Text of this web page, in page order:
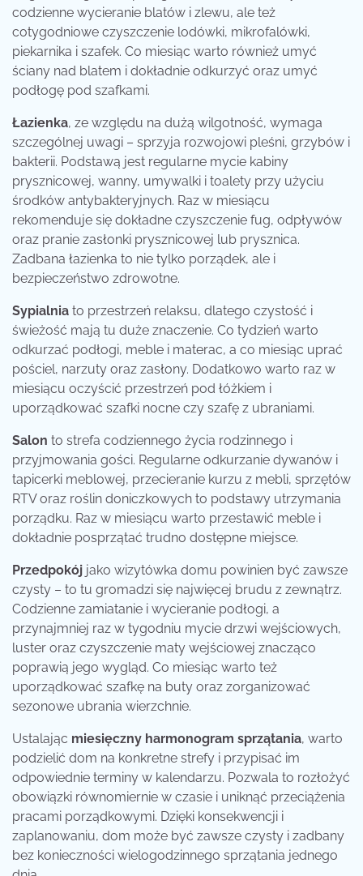
codzienne wycieranie blatów i zlewu, ale też
cotygodniowe czyszczenie lodówki, mikrofalówki,
piekarnika i szafek. Co miesiąc warto również umyć
ściany nad blatem i dokładnie odkurzyć oraz umyć
podłogę pod szafkami.
Łazienka, ze względu na dużą wilgotność, wymaga
szczególnej uwagi – sprzyja rozwojowi pleśni, grzybów i
bakterii. Podstawą jest regularne mycie kabiny
prysznicowej, wanny, umywalki i toalety przy użyciu
środków antybakteryjnych. Raz w miesiącu
rekomenduje się dokładne czyszczenie fug, odpływów
oraz pranie zasłonki prysznicowej lub prysznica.
Zadbana łazienka to nie tylko porządek, ale i
bezpieczeństwo zdrowotne.
Sypialnia to przestrzeń relaksu, dlatego czystość i
świeżość mają tu duże znaczenie. Co tydzień warto
odkurzać podłogi, meble i materac, a co miesiąc uprać
pościel, narzuty oraz zasłony. Dodatkowo warto raz w
miesiącu oczyścić przestrzeń pod łóżkiem i
uporządkować szafki nocne czy szafę z ubraniami.
Salon to strefa codziennego życia rodzinnego i
przyjmowania gości. Regularne odkurzanie dywanów i
tapicerki meblowej, przecieranie kurzu z mebli, sprzętów
RTV oraz roślin doniczkowych to podstawy utrzymania
porządku. Raz w miesiącu warto przestawić meble i
dokładnie posprzątać trudno dostępne miejsce.
Przedpokój jako wizytówka domu powinien być zawsze
czysty – to tu gromadzi się najwięcej brudu z zewnątrz.
Codzienne zamiatanie i wycieranie podłogi, a
przynajmniej raz w tygodniu mycie drzwi wejściowych,
luster oraz czyszczenie maty wejściowej znacząco
poprawią jego wygląd. Co miesiąc warto też
uporządkować szafkę na buty oraz zorganizować
sezonowe ubrania wierzchnie.
Ustalając miesięczny harmonogram sprzątania, warto
podzielić dom na konkretne strefy i przypisać im
odpowiednie terminy w kalendarzu. Pozwala to rozłożyć
obowiązki równomiernie w czasie i uniknąć przeciążenia
pracami porządkowymi. Dzięki konsekwencji i
zaplanowaniu, dom może być zawsze czysty i zadbany
bez konieczności wielogodzinnego sprzątania jednego